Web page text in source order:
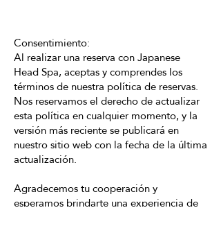
Consentimiento:
Al realizar una reserva con Japanese
Head Spa, aceptas y comprendes los
términos de nuestra política de reservas.
Nos reservamos el derecho de actualizar
esta política en cualquier momento, y la
versión más reciente se publicará en
nuestro sitio web con la fecha de la última
actualización.
Agradecemos tu cooperación y
esperamos brindarte una experiencia de